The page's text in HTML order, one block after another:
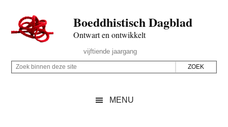
naar
de
inhoud
secondary
naar
de
sidebar
naar
de
Boeddhistisch Dagblad
Ontwart en ontwikkelt
Rechts
vijftiende jaargang
Z
Z
MENU